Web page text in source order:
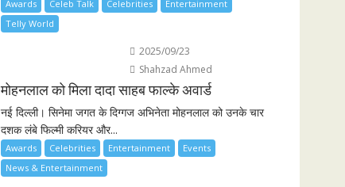
Awards Celeb Talk Celebrities
Entertainment
Telly World
2025/09/23
Shahzad Ahmed
मोहनलाल को मिला दादा साहब फाल्के अवार्ड
नई दिल्ली। सिनेमा जगत के दिग्गज अभिनेता मोहनलाल को उनके चार
दशक लंबे फिल्मी करियर और...
Awards Celebrities Entertainment
Events
News & Entertainment